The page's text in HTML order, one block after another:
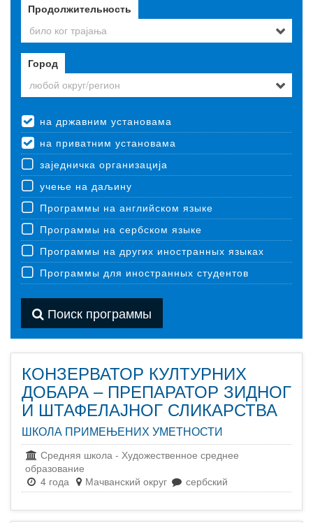
Продолжительность
било ког трајања
Город
любой округ/регион
на државним установама
на приватним установама
заједничка организација
учење на даљину
Программы на английском языке
Программы на сербском языке
Программы на других иностранных языках
Программы для иностранных студентов
Поиск программы
КОНЗЕРВАТОР КУЛТУРНИХ
ДОБАРА – ПРЕПАРАТОР ЗИДНОГ
И ШТАФЕЛАЈНОГ СЛИКАРСТВА
ШКОЛА ПРИМЕЊЕНИХ УМЕТНОСТИ
Средняя школа - Художественное среднее
образование
4 года
Мачванский округ сербский